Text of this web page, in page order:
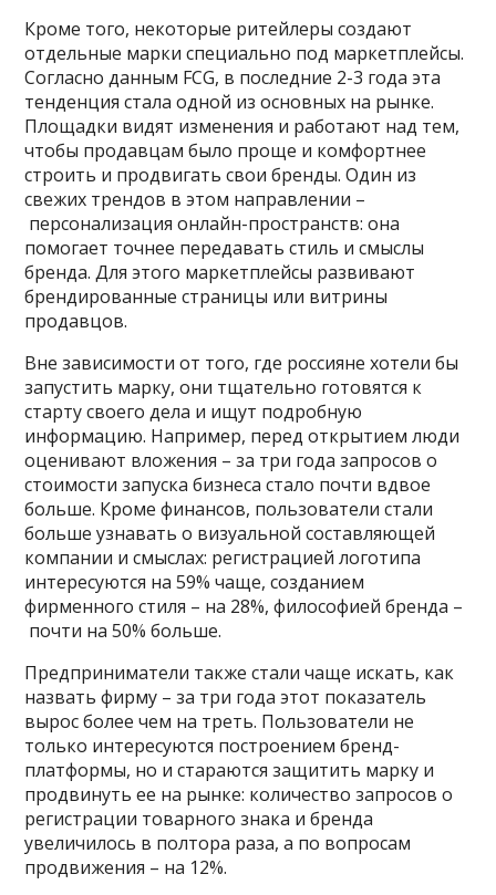
Кроме того, некоторые ритейлеры создают
отдельные марки специально под маркетплейсы.
Согласно данным FCG, в последние 2-3 года эта
тенденция стала одной из основных на рынке.
Площадки видят изменения и работают над тем,
чтобы продавцам было проще и комфортнее
строить и продвигать свои бренды. Один из
свежих трендов в этом направлении –
персонализация онлайн-пространств: она
помогает точнее передавать стиль и смыслы
бренда. Для этого маркетплейсы развивают
брендированные страницы или витрины
продавцов.
Вне зависимости от того, где россияне хотели бы
запустить марку, они тщательно готовятся к
старту своего дела и ищут подробную
информацию. Например, перед открытием люди
оценивают вложения – за три года запросов о
стоимости запуска бизнеса стало почти вдвое
больше. Кроме финансов, пользователи стали
больше узнавать о визуальной составляющей
компании и смыслах: регистрацией логотипа
интересуются на 59% чаще, созданием
фирменного стиля – на 28%, философией бренда –
почти на 50% больше.
Предприниматели также стали чаще искать, как
назвать фирму – за три года этот показатель
вырос более чем на треть. Пользователи не
только интересуются построением бренд-
платформы, но и стараются защитить марку и
продвинуть ее на рынке: количество запросов о
регистрации товарного знака и бренда
увеличилось в полтора раза, а по вопросам
продвижения – на 12%.